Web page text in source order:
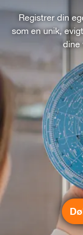
Registrer din
som en unik,
dine